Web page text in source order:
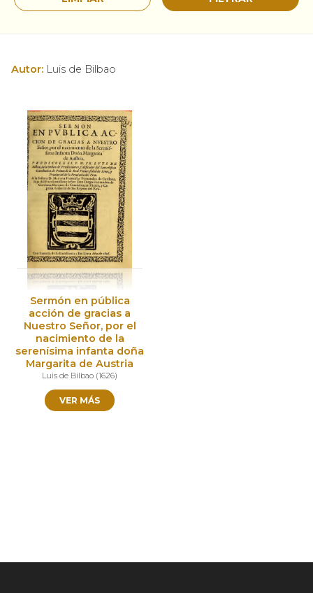
Autor: Luis de Bilbao
Sermón en pública
acción de gracias a
Nuestro Señor, por el
nacimiento de la
serenísima infanta doña
Margarita de Austria
Luis de Bilbao (1626)
VER MÁS